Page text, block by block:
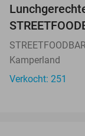
Kamperland
Verkocht: 251